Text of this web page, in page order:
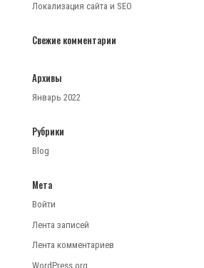
Локализация сайта и SEO
Свежие комментарии
Архивы
Январь 2022
Рубрики
Blog
Мета
Войти
Лента записей
Лента комментариев
WordPress.org